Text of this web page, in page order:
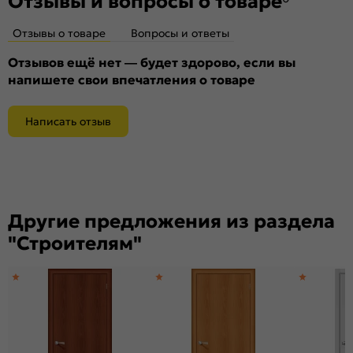
Отзывы о товаре Вопросы и ответы
Отзывов ещё нет — будет здорово, если вы
напишете свои впечатления о товаре
Написать отзыв
Другие предложения из раздела
"Строителям"